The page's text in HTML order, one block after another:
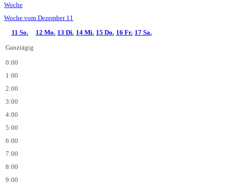
Woche
Woche vom Dezember 11
11 So. 12 Mo. 13 Di. 14 Mi. 15 Do. 16 Fr. 17 Sa.
Ganztägig
0:00
1:00
2:00
3:00
4:00
5:00
6:00
7:00
8:00
9:00